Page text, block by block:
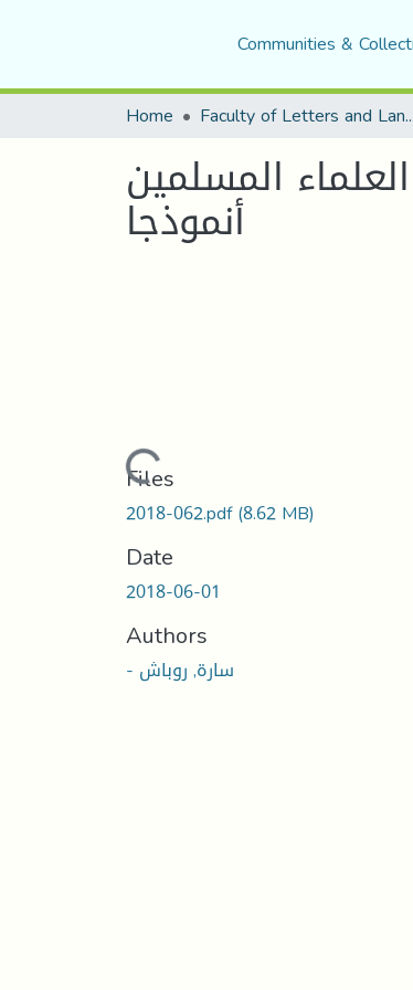
Communities &
Home Faculty of Letters and Languages
المسلمين
أنموذجا
Loading...
Files
2018-062.pdf(8.62 MB)
Date
2018-06-01
Authors
- سارة, روباش